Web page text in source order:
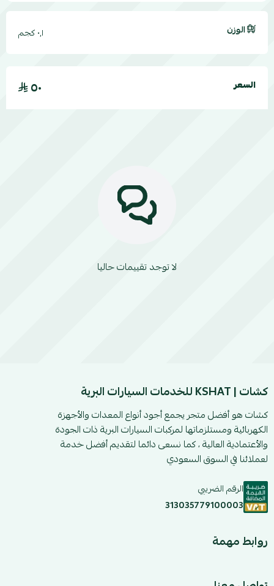
الوزن ٠٫١ كجم
السعر ٥٠
لا توجد تقييمات حاليا
كشات | KSHAT للخدمات السيارات البرية
كشات هو أفضل متجر يجمع أجود أنواع المعدات والأجهزة
الكهربائية ومستلزماتها لمركبات السيارات البرية ذات الجودة
والأعتمادية العالية ، كما نسعى دائما لتقديم أفضل خدمة
لعملائنا في السوق السعودي
الرقم الضريبي
313035779100003
روابط مهمة